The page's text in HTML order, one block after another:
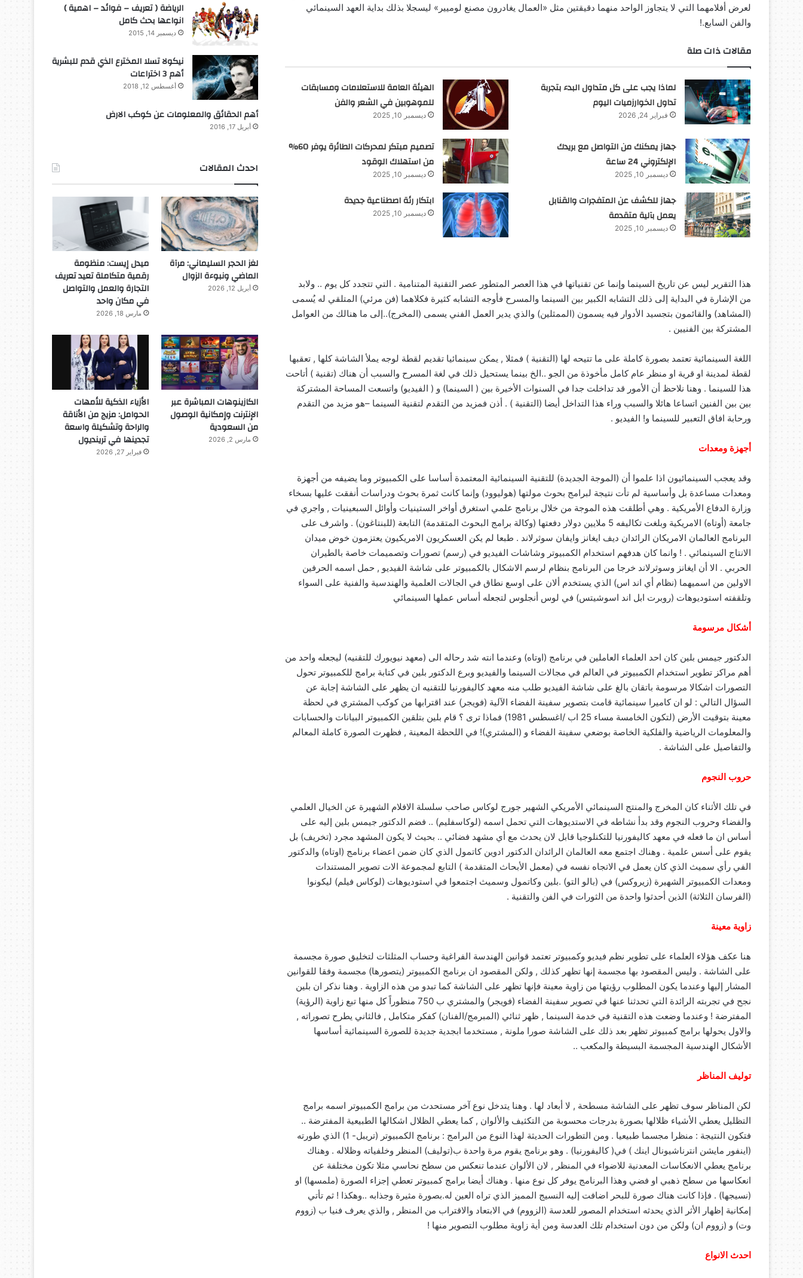
لعرض أفلامهما التي لا يتجاوز الواحد منهما دقيقتين مثل «العمال يغادرون مصنع لوميير» ليسجلا بذلك بداية العهد السينمائي
والفن السابع.!
مقالات ذات صلة
لماذا يجب على كل متداول البدء بتجربة
تداول الخوارزميات اليوم
فبراير 24, 2026
الهيئة العامة للاستعلامات ومسابقات
للموهوبين في الشعر والفن
ديسمبر 10, 2025
جهاز يمكنك من التواصل مع بريدك
الإلكتروني 24 ساعة
ديسمبر 10, 2025
تصميم مبتكر لمحركات الطائرة يوفر 60%
من استهلاك الوقود
ديسمبر 10, 2025
جهاز للكشف عن المتفجرات والقنابل
يعمل بآلية متقدمة
ديسمبر 10, 2025
ابتكار رئة اصطناعية جديدة
ديسمبر 10, 2025
هذا التقرير ليس عن تاريخ السينما وإنما عن تقنياتها في هذا العصر المتطور عصر التقنية المتنامية . التي تتجدد كل يوم .. ولابد
من الإشارة في البداية إلى ذلك التشابه الكبير بين السينما والمسرح فأوجه التشابه كثيرة فكلاهما (فن مرئي) المتلقي له يُسمى
(المشاهد) والقائمون بتجسيد الأدوار فيه يسمون (الممثلين) والذي يدير العمل الفني يسمى (المخرج)..إلى ما هنالك من العوامل
المشتركة بين الفنيين .
اللغة السينمائية تعتمد بصورة كاملة على ما تتيحه لها (التقنية ) فمثلا , يمكن سينمائيا تقديم لقطة لوجه يملأ الشاشة كلها , تعقبها
لقطة لمدينة او قرية او منظر عام كامل مأخوذة من الجو ..الخ بينما يستحيل ذلك في لغة المسرح والسبب أن هناك (تقنية ) أتاحت
هذا للسينما . وهنا نلاحظ أن الأمور قد تداخلت جدا في السنوات الأخيرة بين ( السينما) و ( الفيديو) واتسعت المساحة المشتركة
بين بين الفنين اتساعا هائلا والسبب وراء هذا التداخل أيضا (التقنية ) . أذن فمزيد من التقدم لتقنية السينما –هو مزيد من التقدم
ورحابة افاق التعبير للسينما و! الفيديو .
أجهزة ومعدات
وقد يعجب السينمائيون اذا علموا أن (الموجة الجديدة) للتقنية السينمائية المعتمدة أساسا على الكمبيوتر وما يضيفه من أجهزة
ومعدات مساعدة بل وأساسية لم تأت نتيجة لبرامج بحوث مولتها (هوليوود) وإنما كانت ثمرة بحوث ودراسات أنفقت عليها بسخاء
وزارة الدفاع الأمريكية . وهي أطلقت هذه الموجة من خلال برنامج علمي استغرق أواخر الستينيات وأوائل السبعينيات , واجري في
جامعة (أوتاه) الامريكية وبلغت تكاليفه 5 ملايين دولار دفعتها (وكالة برامج البحوث المتقدمة) التابعة (للبنتاغون) . واشرف على
البرنامج العالمان الامريكان الرائدان ديف ايغانز وايفان سوثرلاند . طبعا لم يكن العسكريون الامريكيون يعتزمون خوض ميدان
الانتاج السينمائي . ! وانما كان هدفهم استخدام الكمبيوتر وشاشات الفيديو في (رسم) تصورات وتصميمات خاصة بالطيران
الحربي . الا أن ايغانز وسوثرلاند خرجا من البرنامج بنظام لرسم الاشكال بالكمبيوتر على شاشة الفيديو , حمل اسمه الحرفين
الاولين من اسميهما (نظام أي اند اس) الذي يستخدم ألان على اوسع نطاق في الجالات العلمية والهندسية والفنية على السواء
وتلقفته استوديوهات (روبرت ابل اند اسوشيتس) في لوس أنجلوس لتجعله أساس عملها السينمائي
أشكال مرسومة
الدكتور جيمس بلين كان احد العلماء العاملين في برنامج (اوتاه) وعندما انته شد رحاله الى (معهد نيويورك للتقنيه) ليجعله واحد من
أهم مراكز تطوير استخدام الكمبيوتر في العالم في مجالات السينما والفيديو وبرع الدكتور بلين في كتابة برامج للكمبيوتر تحول
التصورات اشكالا مرسومة باتقان بالغ على شاشة الفيديو طلب منه معهد كاليفورنيا للتقنيه ان يظهر على الشاشة إجابة عن
السؤال التالي : لو ان كاميرا سينمائية قامت بتصوير سفينة الفضاء الآلية (فويجر) عند اقترابها من كوكب المشتري في لحظة
معينة بتوقيت الأرض (لتكون الخامسة مساء 25 اب /اغسطس 1981) فماذا ترى ؟ قام بلين بتلقين الكمبيوتر البيانات والحسابات
والمعلومات الرياضية والفلكية الخاصة بوضعي سفينة الفضاء و (المشتري)! في اللحظة المعينة , فظهرت الصورة كاملة المعالم
والتفاصيل على الشاشة .
حروب النجوم
في تلك الأثناء كان المخرج والمنتج السينمائي الأمريكي الشهير جورج لوكاس صاحب سلسلة الافلام الشهيرة عن الخيال العلمي
والفضاء وحروب النجوم وقد بدأ نشاطه في الاستديوهات التي تحمل اسمه (لوكاسفليم) .. فضم الدكتور جيمس بلين إليه على
أساس ان ما فعله في معهد كاليفورنيا للتكنلوجيا قابل لان يحدث مع أي مشهد فضائي .. بحيث لا يكون المشهد مجرد (تخريف) بل
يقوم على أسس علمية . وهناك اجتمع معه العالمان الرائدان الدكتور ادوين كاتمول الذي كان ضمن اعضاء برنامج (اوتاه) والدكتور
الفي رأي سميث الذي كان يعمل في الاتجاه نفسه في (معمل الأبحاث المتقدمة ) التابع لمجموعة الات تصوير المستندات
ومعدات الكمبيوتر الشهيرة (زيروكس) في (بالو التو) .بلين وكاتمول وسميث اجتمعوا في استوديوهات (لوكاس فيلم) ليكونوا
(الفرسان الثلاثة) الذين أحدثوا واحدة من الثورات في الفن والتقنية .
زاوية معينة
هنا عكف هؤلاء العلماء على تطوير نظم فيديو وكمبيوتر تعتمد قوانين الهندسة الفراغية وحساب المثلثات لتخليق صورة مجسمة
على الشاشة . وليس المقصود بها مجسمة إنها تظهر كذلك , ولكن المقصود ان برنامج الكمبيوتر (يتصورها) مجسمة وفقا للقوانين
المشار إليها وعندما يكون المطلوب رؤيتها من زاوية معينة فإنها تظهر على الشاشة كما تبدو من هذه الزاوية . وهنا نذكر ان بلين
نجح في تجربته الرائدة التي تحدثنا عنها في تصوير سفينة الفضاء (فويجر) والمشتري ب 750 منظوراً كل منها تبع زاوية (الرؤية)
المفترضة ! وعندما وضعت هذه التقنية في خدمة السينما , ظهر ثنائي (المبرمج/الفنان) كفكر متكامل , فالثاني يطرح تصوراته ,
والاول يحولها برامج كمبيوتر تظهر بعد ذلك على الشاشة صورا ملونة , مستخدما ابجدية جديدة للصورة السينمائية أساسها
الأشكال الهندسية المجسمة البسيطة والمكعب ..
توليف المناظر
لكن المناظر سوف تظهر على الشاشة مسطحة , لا أبعاد لها . وهنا يتدخل نوع آخر مستحدث من برامج الكمبيوتر اسمه برامج
التظليل يعطي الأشياء ظلالها بصورة بدرجات محسوبة من التكثيف والألوان , كما يعطي الظلال اشكالها الطبيعية المفترضة ..
فتكون النتيجة : منظرا مجسما طبيعيا . ومن التطورات الحديثة لهذا النوع من البرامج : برنامج الكمبيوتر (تريبل- 1) الذي طورته
(اينفور مايشن انترناشيونال اينك ) في( كاليفورنيا) . وهو برنامج يقوم مرة واحدة ب(توليف) المنظر وخلفياته وظلاله . وهناك
برنامج يعطي الانعكاسات المعدنية للاضواء في المنظر , لان الألوان عندما تنعكس من سطح نحاسي مثلا تكون مختلفة عن
انعكاسها من سطح ذهبي او فضي وهذا البرنامج يوفر كل نوع منها . وهناك أيضا برامج كمبيوتر تعطي إجزاء الصورة (ملمسها) او
(نسيجها) . فإذا كانت هناك صورة للبحر اضافت إليه النسيج المميز الذي تراه العين له.بصورة مثيرة وجذابه ..وهكذا ! ثم تأتي
إمكانية إظهار الأثر الذي يحدثه استخدام المصور للعدسة (الزووم) في الابتعاد والاقتراب من المنظر , والذي يعرف فنيا ب (زووم
وت) و (زووم ان) ولكن من دون استخدام تلك العدسة ومن أية زاوية مطلوب التصوير منها !
احدث الانواع
الرياضة ( تعريف – فوائد – اهمية )
انواعها بحث كامل
ديسمبر 14, 2015
نيكولا تسلا المخترع الذي قدم للبشرية
أهم 3 اختراعات
أغسطس 12, 2018
أهم الحقائق والمعلومات عن كوكب الارض
أبريل 17, 2016
احدث المقالات
لغز الحجر السليماني: مرآة
الماضي ونبوءة الزوال
أبريل 12, 2026
ميدل إيست: منظومة
رقمية متكاملة تعيد تعريف
التجارة والعمل والتواصل
في مكان واحد
مارس 18, 2026
الكازينوهات المباشرة عبر
الإنترنت وإمكانية الوصول
من السعودية
مارس 2, 2026
الأزياء الذكية للأمهات
الحوامل: مزيج من الأناقة
والراحة وتشكيلة واسعة
تجدينها في ترينديول
فبراير 27, 2026